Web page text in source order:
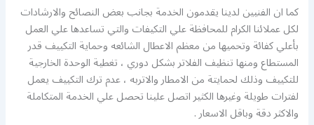
كما ان الفنيين لدينا يقدمون الخدمة بجانب بعض النصائح والارشادات
لكل عملائنا الكرام للمحافظة علي التكيفات والتي تساعدها علي العمل
بأعلي كفائة وتحميها من معظم الاعطال الشائعه وحماية التكييف قدر
المستطاع ومنها تنظيف الفلاتر بشكل دوري ، تغطية الوحدة الخارجية
للتكييف وذلك لحمايتة من الامطار والاتربه ، عدم ترك التكييف يعمل
لفترات طويلة وغيرها الكثير اتصل علينا تحصل علي الخدمة المتكاملة
والاكثر دقة وباقل الاسعار .